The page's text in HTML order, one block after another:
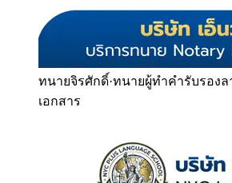
ทนายจิรศักดิ์·ทนายผู้ทำคำรับรอง
เอกสาร